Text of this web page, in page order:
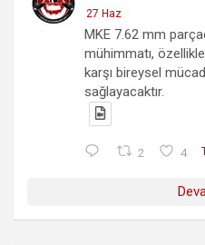
27 Haz
MKE 7.62 mm
mühimmatı,
karşı bireysel
sağlayacaktır.
2 4